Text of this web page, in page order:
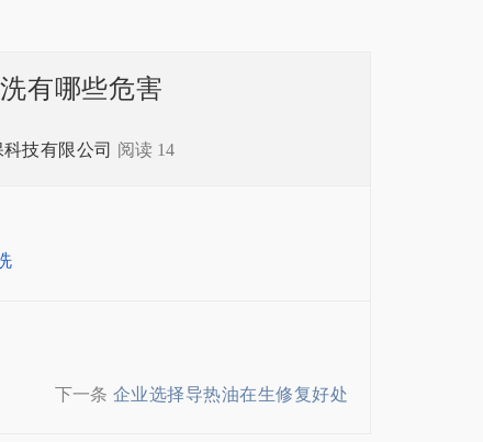
有哪些危害
技有限公司 阅读 14
下一条 企业选择导热油在生修复好处